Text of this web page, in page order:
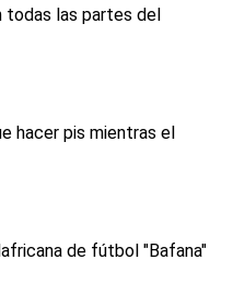
todas las partes del
hacer pis mientras el
de fútbol "Bafana"